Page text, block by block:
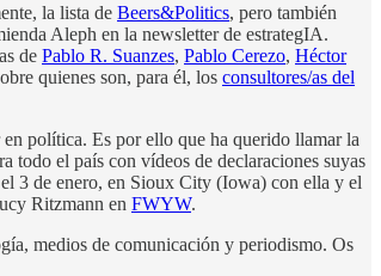
la lista de Beers&Politics, pero también
Aleph en la newsletter de estrategIA.
de Pablo R. Suanzes, Pablo Cerezo, Héctor
quienes son, para él, los consultores/as del
política. Es por ello que ha querido llamar la
todo el país con vídeos de declaraciones suyas
3 de enero, en Sioux City (Iowa) con ella y el
Ritzmann en FWYW.
medios de comunicación y periodismo. Os